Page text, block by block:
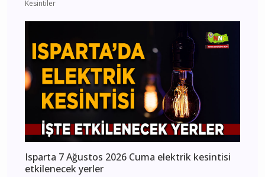
Kesintiler
Isparta 7 Ağustos 2026 Cuma elektrik kesintisi
etkilenecek yerler